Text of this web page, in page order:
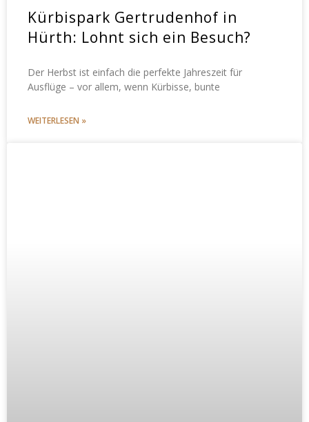
Kürbispark Gertrudenhof in
Hürth: Lohnt sich ein Besuch?
Der Herbst ist einfach die perfekte Jahreszeit für
Ausflüge – vor allem, wenn Kürbisse, bunte
WEITERLESEN »